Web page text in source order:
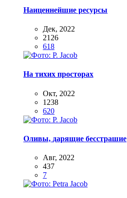
Наиценнейшие ресурсы
Дек, 2022
2126
618
На тихих просторах
Окт, 2022
1238
620
Оливы, дарящие бесстрашие
Авг, 2022
437
7